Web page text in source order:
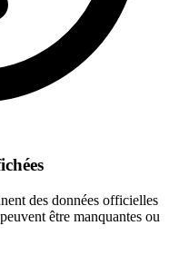
des données officielles
être manquantes ou